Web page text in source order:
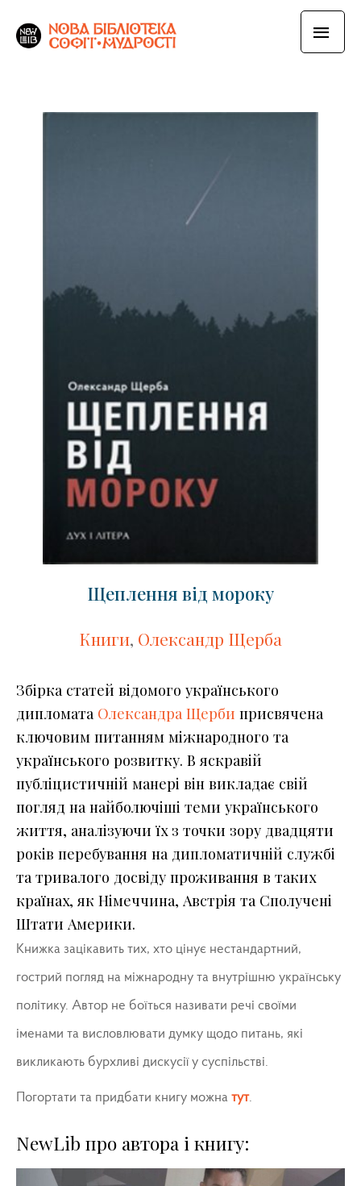
Щеплення від мороку
Книги, Олександр Щерба
Збірка статей відомого українського
дипломата Олександра Щерби присвячена
ключовим питанням міжнародного та
українського розвитку. В яскравій
публіцистичній манері він викладає свій
погляд на найболючіші теми українського
життя, аналізуючи їх з точки зору двадцяти
років перебування на дипломатичній службі
та тривалого досвіду проживання в таких
країнах, як Німеччина, Австрія та Сполучені
Штати Америки.
Книжка зацікавить тих, хто цінує нестандартний,
гострий погляд на міжнародну та внутрішню українську
політику. Автор не боїться називати речі своїми
іменами та висловлювати думку щодо питань, які
викликають бурхливі дискусії у суспільстві.
Погортати та придбати книгу можна тут.
NewLib про автора і книгу: